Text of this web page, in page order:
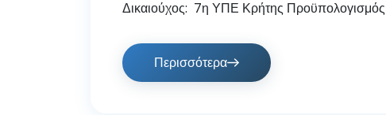
Δικαιούχος: 7η ΥΠΕ Κρήτης
Περισσότερα